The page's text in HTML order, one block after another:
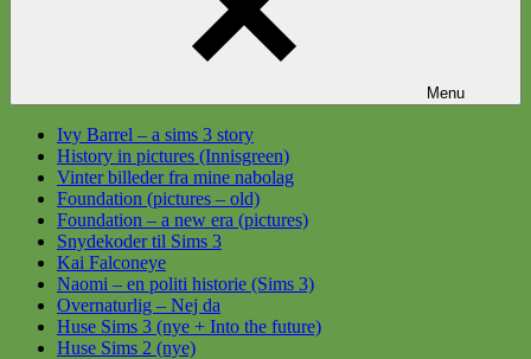
Menu
Ivy Barrel – a sims 3 story
History in pictures (Innisgreen)
Vinter billeder fra mine nabolag
Foundation (pictures – old)
Foundation – a new era (pictures)
Snydekoder til Sims 3
Kai Falconeye
Naomi – en politi historie (Sims 3)
Overnaturlig – Nej da
Huse Sims 3 (nye + Into the future)
Huse Sims 2 (nye)